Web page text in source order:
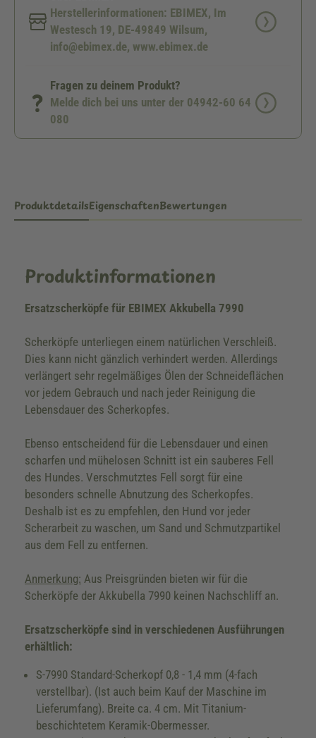
Herstellerinformationen: EBIMEX, Im
Westesch 19, DE-49849 Wilsum,
info@ebimex.de, www.ebimex.de
Fragen zu deinem Produkt?
Melde dich bei uns unter der 04942-60 64
080
ProduktdetailsEigenschaftenBewertungen
Produktinformationen
Ersatzscherköpfe für EBIMEX Akkubella 7990
Scherköpfe unterliegen einem natürlichen Verschleiß.
Dies kann nicht gänzlich verhindert werden. Allerdings
verlängert sehr regelmäßiges Ölen der Schneideflächen
vor jedem Gebrauch und nach jeder Reinigung die
Lebensdauer des Scherkopfes.
Ebenso entscheidend für die Lebensdauer und einen
scharfen und mühelosen Schnitt ist ein sauberes Fell
des Hundes. Verschmutztes Fell sorgt für eine
besonders schnelle Abnutzung des Scherkopfes.
Deshalb ist es zu empfehlen, den Hund vor jeder
Scherarbeit zu waschen, um Sand und Schmutzpartikel
aus dem Fell zu entfernen.
Anmerkung: Aus Preisgründen bieten wir für die
Scherköpfe der Akkubella 7990 keinen Nachschliff an.
Ersatzscherköpfe sind in verschiedenen Ausführungen
erhältlich:
S-7990 Standard-Scherkopf 0,8 - 1,4 mm (4-fach
verstellbar). (Ist auch beim Kauf der Maschine im
Lieferumfang). Breite ca. 4 cm. Mit Titanium-
beschichtetem Keramik-Obermesser.